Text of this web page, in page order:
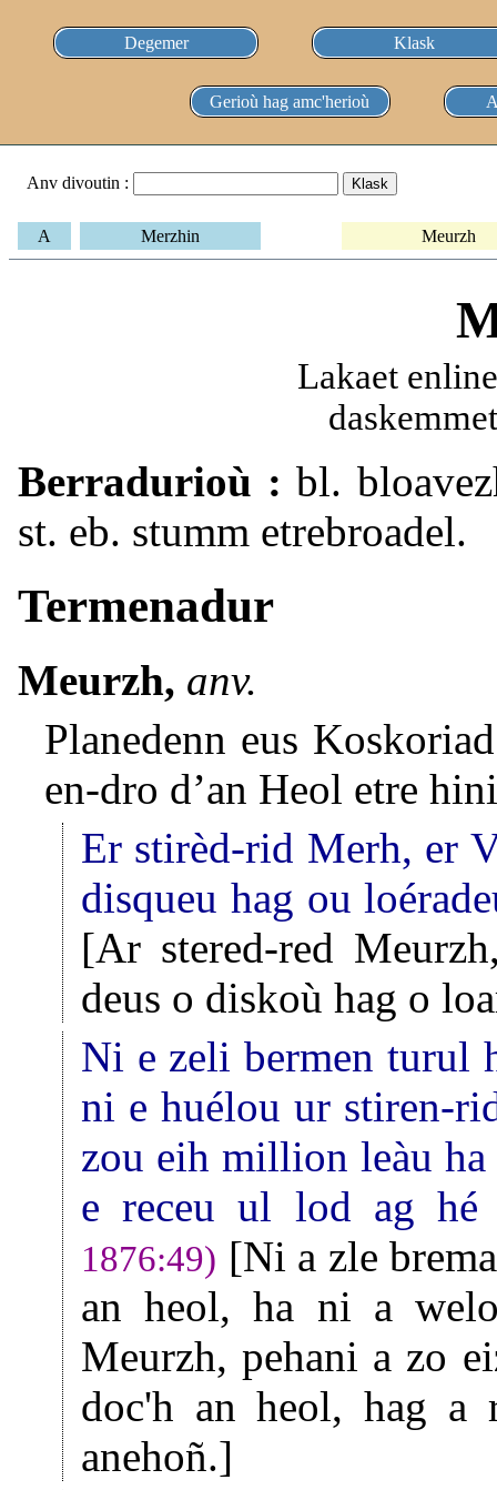
Degemer Klask
Gerioù hag amc'herioù
Anv divoutin :
A Merzhin Meurzh
Lakaet
Berradurioù : bl.
st. eb. stumm etrebroadel.
Termenadur
Meurzh, anv.
Planedenn eus
en-dro d’an Heol etre
Er stirèd-rid Merh, er
disqueu hag ou
[Ar stered-red
deus o diskoù hag o
Ni e zeli bermen turul
ni e huélou ur stiren-
zou eih million leàu
e receu ul lod ag hé
1876:49) [Ni a zle
an heol, ha ni a
Meurzh, pehani a zo
doc'h an heol, hag a
anehoñ.]